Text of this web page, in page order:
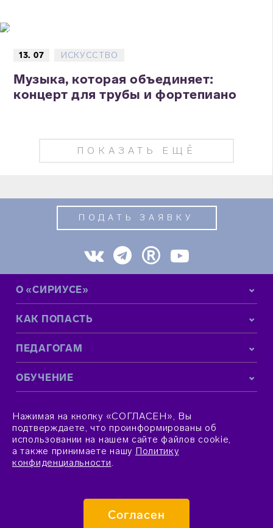
13. 07 ИСКУССТВО
Музыка, которая объединяет:
концерт для трубы и фортепиано
ПОКАЗАТЬ ЕЩЁ
ПОДАТЬ ЗАЯВКУ
О «СИРИУСЕ»
КАК ПОПАСТЬ
ПЕДАГОГАМ
ОБУЧЕНИЕ
Нажимая на кнопку «СОГЛАСЕН», Вы
подтверждаете, что проинформированы об
использовании на нашем сайте файлов cookie,
а также принимаете нашу Политику
конфиденциальности.
Согласен